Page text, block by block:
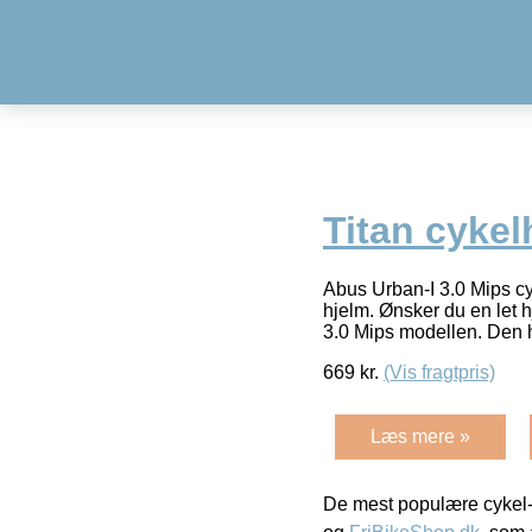
Titan
Abus Urban-I 3.0 Mips
hjelm. Ønsker du en let
3.0 Mips modellen. Den
669 kr. (Vis fragtpris)
Læs mere »
De mest populære